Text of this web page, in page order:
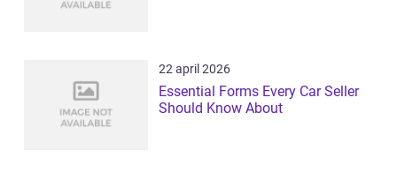
22 april 2026
Essential Forms Every Car Seller
Should Know About